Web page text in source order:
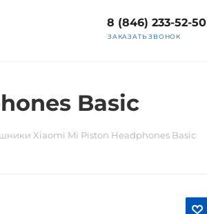
8 (846) 233-52-50
ЗАКАЗАТЬ ЗВОНОК
Basic
Xiaomi Mi Piston Headphones Basic